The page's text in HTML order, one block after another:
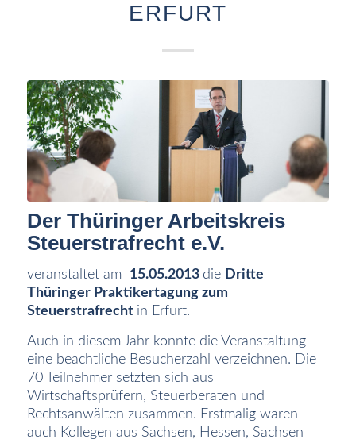
ERFURT
Der Thüringer Arbeitskreis
Steuerstrafrecht e.V.
veranstaltet am 15.05.2013 die Dritte
Thüringer Praktikertagung zum
Steuerstrafrecht in Erfurt.
Auch in diesem Jahr konnte die Veranstaltung
eine beachtliche Besucherzahl verzeichnen. Die
70 Teilnehmer setzten sich aus
Wirtschaftsprüfern, Steuerberaten und
Rechtsanwälten zusammen. Erstmalig waren
auch Kollegen aus Sachsen, Hessen, Sachsen